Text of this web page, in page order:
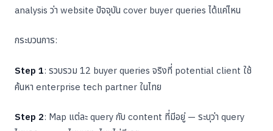
analysis ว่า website ปัจจุบัน cover buyer queries ได้แค่ไหน
กระบวนการ:
Step 1: รวบรวม 12 buyer queries จริงที่ potential client ใช้
ค้นหา enterprise tech partner ในไทย
Step 2: Map แต่ละ query กับ content ที่มีอยู่ — ระบุว่า query